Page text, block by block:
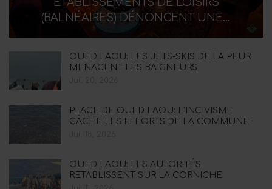
ÉTABLISSEMENTS DE LOISIRS
(BALNÉAIRES) DÉNONCENT UNE…
OUED LAOU: LES JETS-SKIS DE LA PEUR
MENACENT LES BAIGNEURS
PLAGE DE OUED LAOU: L’INCIVISME
GÂCHE LES EFFORTS DE LA COMMUNE
OUED LAOU: LES AUTORITÉS
RETABLISSENT SUR LA CORNICHE